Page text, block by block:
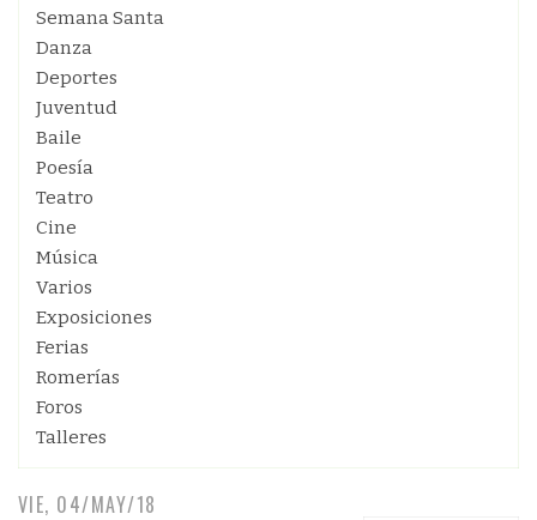
Semana Santa
Danza
Deportes
Juventud
Baile
Poesía
Teatro
Cine
Música
Varios
Exposiciones
Ferias
Romerías
Foros
Talleres
VIE, 04/MAY/18